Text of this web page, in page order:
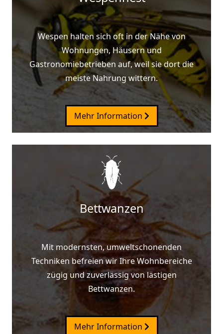
Wespen halten sich oft in der Nähe von
Wohnungen, Häusern und
Gastronomiebetrieben auf, weil sie dort die
meiste Nahrung wittern.
Mehr Information
Bettwanzen
Mit modernsten, umweltschonenden
Techniken befreien wir Ihre Wohnbereiche
zügig und zuverlässig von lästigen
Bettwanzen.
Mehr Information